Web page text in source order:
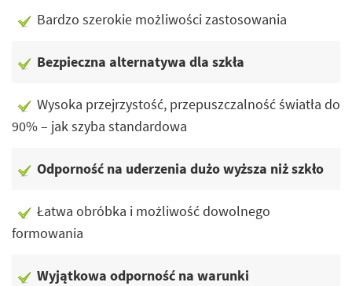
Bardzo szerokie możliwości zastosowania
Bezpieczna alternatywa dla szkła
Wysoka przejrzystość, przepuszczalność światła do
90% – jak szyba standardowa
Odporność na uderzenia dużo wyższa niż szkło
Łatwa obróbka i możliwość dowolnego
formowania
Wyjątkowa odporność na warunki